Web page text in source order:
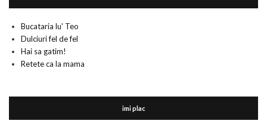
Bucataria lu' Teo
Dulciuri fel de fel
Hai sa gatim!
Retete ca la mama
imi plac